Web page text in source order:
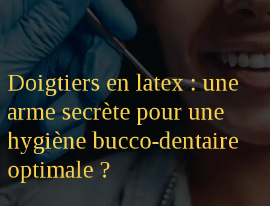
Doigtiers en latex : une
arme secrète pour une
hygiène bucco-dentaire
optimale ?